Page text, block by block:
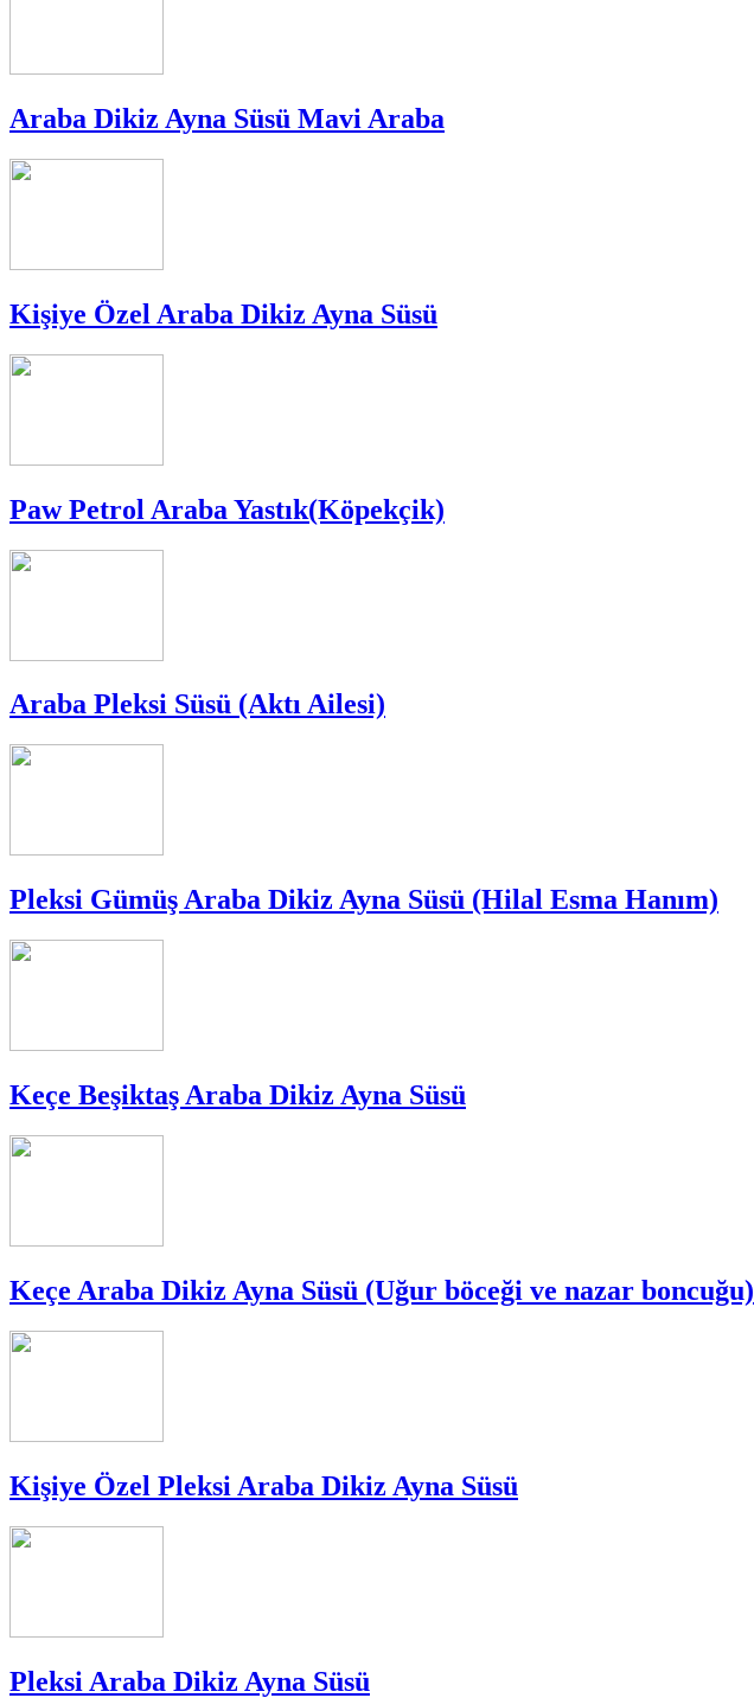
Araba Dikiz Ayna Süsü Mavi Araba
Kişiye Özel Araba Dikiz Ayna Süsü
Paw Petrol Araba Yastık(Köpekçik)
Araba Pleksi Süsü (Aktı Ailesi)
Pleksi Gümüş Araba Dikiz Ayna Süsü (Hilal Esma Hanım)
Keçe Beşiktaş Araba Dikiz Ayna Süsü
Keçe Araba Dikiz Ayna Süsü (Uğur böceği ve nazar boncuğu)
Kişiye Özel Pleksi Araba Dikiz Ayna Süsü
Pleksi Araba Dikiz Ayna Süsü